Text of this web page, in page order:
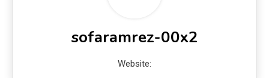
sofaramrez-00x2
Website: